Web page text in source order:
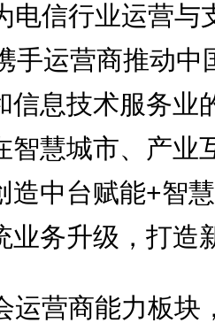
电信行业运营与
手运营商推动
信息技术服务业
智慧城市、产业
造中台赋能+智
业务升级，打造
运营商能力板块